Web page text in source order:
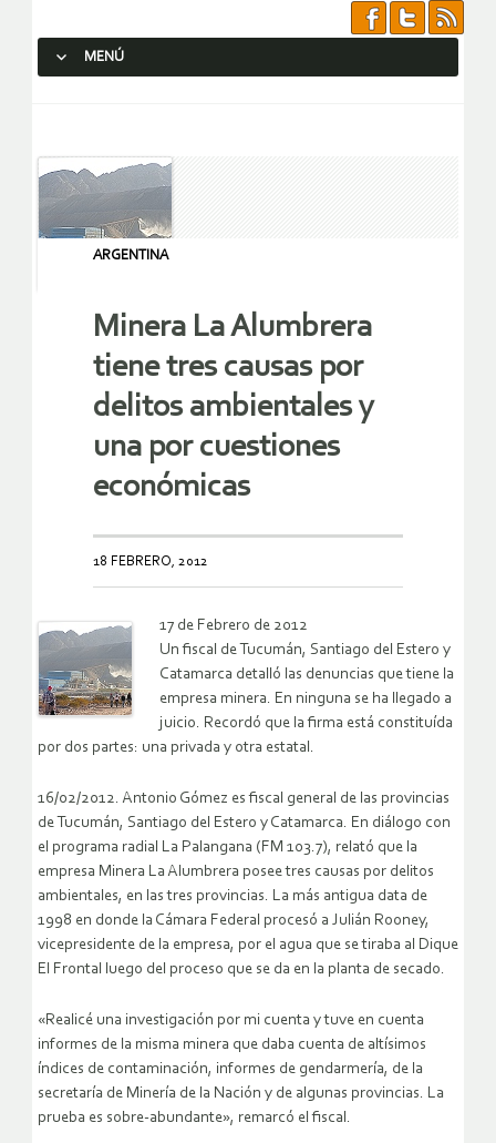
MENÚ
ARGENTINA
Minera La Alumbrera
tiene tres causas por
delitos ambientales y
una por cuestiones
económicas
18 FEBRERO, 2012
17 de Febrero de 2012
Un fiscal de Tucumán, Santiago del Estero y
Catamarca detalló las denuncias que tiene la
empresa minera. En ninguna se ha llegado a
juicio. Recordó que la firma está constituída
por dos partes: una privada y otra estatal.
16/02/2012. Antonio Gómez es fiscal general de las provincias
de Tucumán, Santiago del Estero y Catamarca. En diálogo con
el programa radial La Palangana (FM 103.7), relató que la
empresa Minera La Alumbrera posee tres causas por delitos
ambientales, en las tres provincias. La más antigua data de
1998 en donde la Cámara Federal procesó a Julián Rooney,
vicepresidente de la empresa, por el agua que se tiraba al Dique
El Frontal luego del proceso que se da en la planta de secado.
«Realicé una investigación por mi cuenta y tuve en cuenta
informes de la misma minera que daba cuenta de altísimos
índices de contaminación, informes de gendarmería, de la
secretaría de Minería de la Nación y de algunas provincias. La
prueba es sobre-abundante», remarcó el fiscal.